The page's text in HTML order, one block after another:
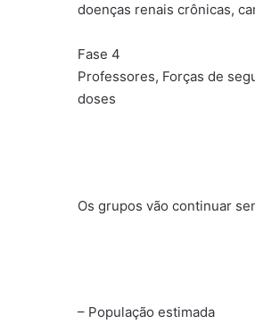
doenças renais crônicas,
Fase 4
Professores, Forças de
doses
Os grupos vão continuar
– População estimada